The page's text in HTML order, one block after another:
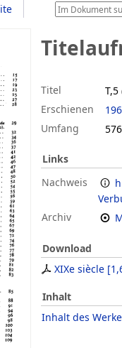
Titel
Erschienen
Umfang
Links
Nachweis
Archiv
Download
XIXe siècle [
Inhalt
Inhalt des